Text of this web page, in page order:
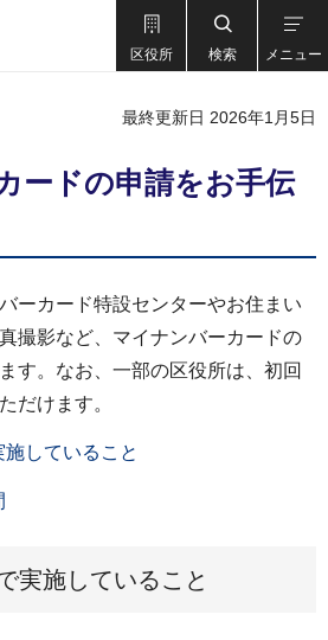
区役所 検索 メニュー
最終更新日 2026年1月5日
ードの申請をお手伝
ーカード特設センターやお住まい
撮影など、マイナンバーカードの
す。なお、一部の区役所は、初回
だけます。
していること
実施していること